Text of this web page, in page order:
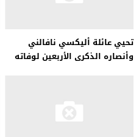
تحيي عائلة أليكسي نافالني
وأنصاره الذكرى الأربعين لوفاته